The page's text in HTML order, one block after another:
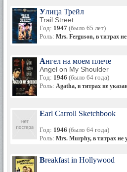
Улица Трейл
Trail Street
Год: 1947 (было 65 лет)
Роль: Mrs. Ferguson, в титрах
Ангел на моем плече
Angel on My Shoulder
Год: 1946 (было 64 года)
Роль: Agatha, в титрах не
Earl Carroll Sketchbook
Год: 1946 (было 64 года)
Роль: Mrs. Murphy, в титрах не
Breakfast in Hollywood